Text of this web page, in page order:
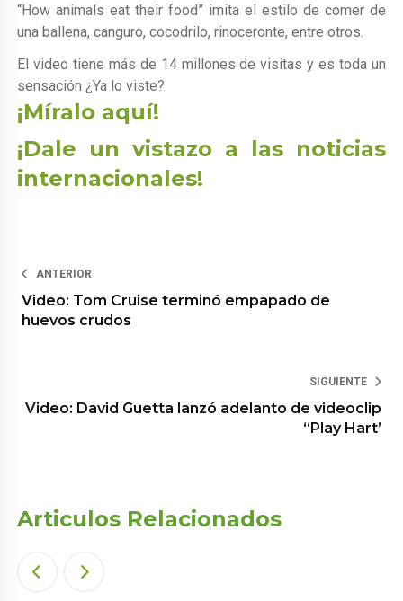
“How animals eat their food” imita el estilo de comer de
una ballena, canguro, cocodrilo, rinoceronte, entre otros.
El video tiene más de 14 millones de visitas y es toda un
sensación ¿Ya lo viste?
¡Míralo aquí!
¡Dale un vistazo a las noticias
internacionales!
ANTERIOR
Video: Tom Cruise terminó empapado de
huevos crudos
SIGUIENTE
Video: David Guetta lanzó adelanto de videoclip
“Play Hart’
Articulos Relacionados